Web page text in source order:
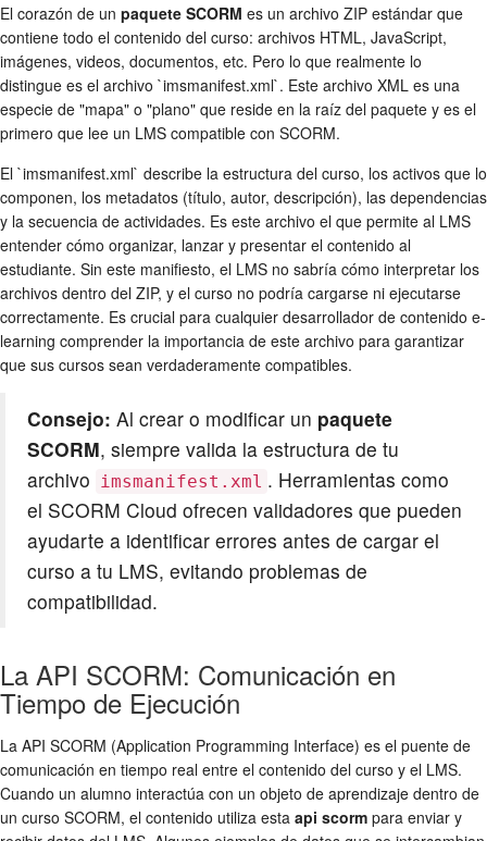
El corazón de un paquete SCORM es un archivo ZIP estándar que
contiene todo el contenido del curso: archivos HTML, JavaScript,
imágenes, videos, documentos, etc. Pero lo que realmente lo
distingue es el archivo `imsmanifest.xml`. Este archivo XML es una
especie de "mapa" o "plano" que reside en la raíz del paquete y es el
primero que lee un LMS compatible con SCORM.
El `imsmanifest.xml` describe la estructura del curso, los activos que lo
componen, los metadatos (título, autor, descripción), las dependencias
y la secuencia de actividades. Es este archivo el que permite al LMS
entender cómo organizar, lanzar y presentar el contenido al
estudiante. Sin este manifiesto, el LMS no sabría cómo interpretar los
archivos dentro del ZIP, y el curso no podría cargarse ni ejecutarse
correctamente. Es crucial para cualquier desarrollador de contenido e-
learning comprender la importancia de este archivo para garantizar
que sus cursos sean verdaderamente compatibles.
Consejo: Al crear o modificar un paquete
SCORM, siempre valida la estructura de tu
archivo imsmanifest.xml . Herramientas como
el SCORM Cloud ofrecen validadores que pueden
ayudarte a identificar errores antes de cargar el
curso a tu LMS, evitando problemas de
compatibilidad.
La API SCORM: Comunicación en
Tiempo de Ejecución
La API SCORM (Application Programming Interface) es el puente de
comunicación en tiempo real entre el contenido del curso y el LMS.
Cuando un alumno interactúa con un objeto de aprendizaje dentro de
un curso SCORM, el contenido utiliza esta api scorm para enviar y